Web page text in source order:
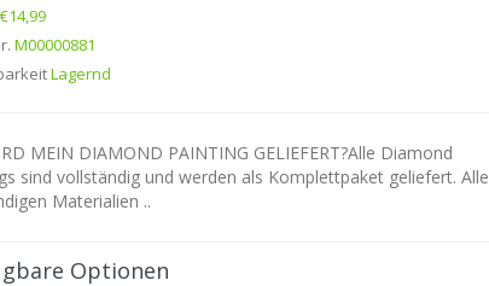
€14,99
M00000881
Lagernd
MEIN DIAMOND PAINTING GELIEFERT?Alle Diamond
sind vollständig und werden als Komplettpaket geliefert. Alle
Materialien ..
Optionen